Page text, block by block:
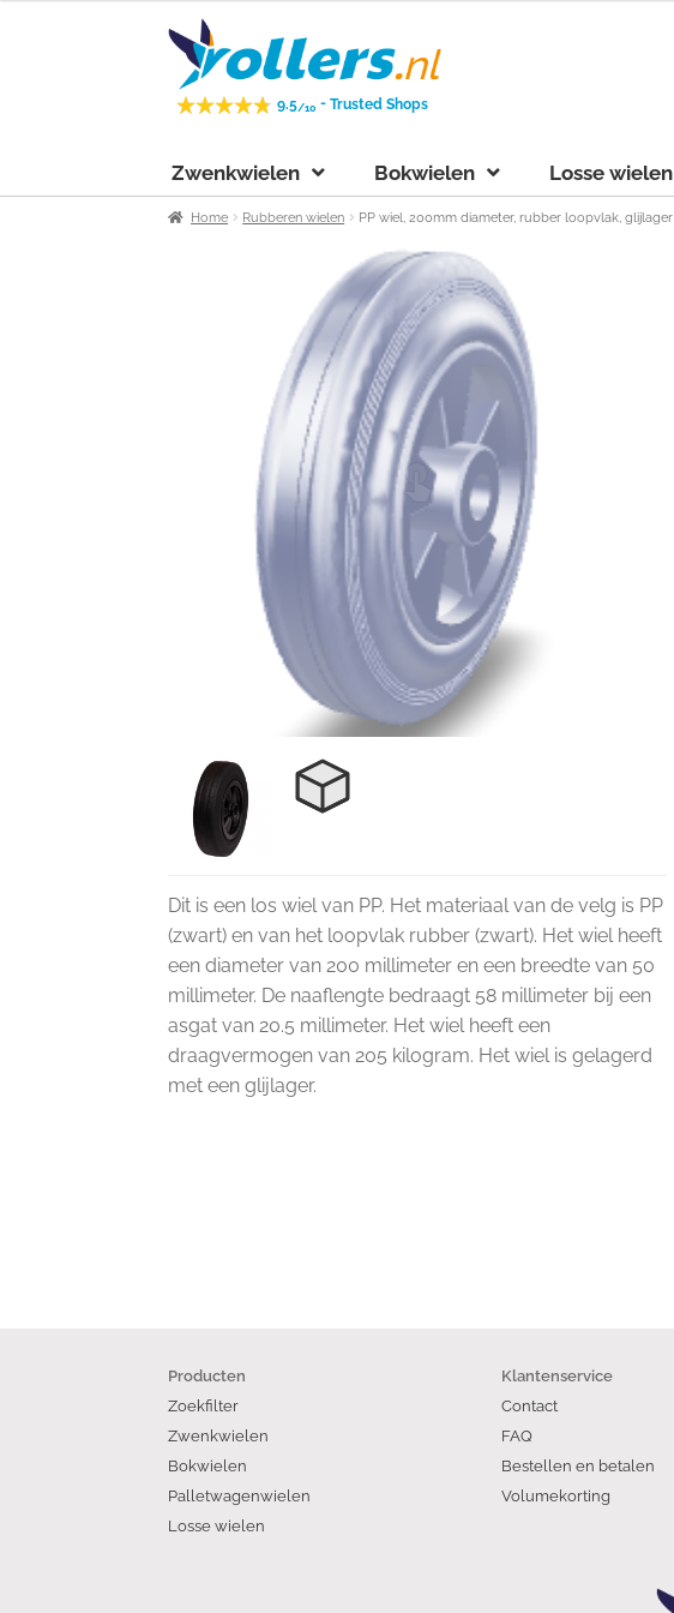
Ga
door
naar
navigatie
Ga
naar
de
inhoud
9.5/10 -Trusted Shops
Zwenkwielen Bokwielen Losse wielen
Home Rubberen wielen PP wiel, 200mm diameter, rubber loopvlak, glijlager
Dit is een los wiel van PP. Het materiaal van de velg is PP
(zwart) en van het loopvlak rubber (zwart). Het wiel heeft
een diameter van 200 millimeter en een breedte van 50
millimeter. De naaflengte bedraagt 58 millimeter bij een
asgat van 20.5 millimeter. Het wiel heeft een
draagvermogen van 205 kilogram. Het wiel is gelagerd
met een glijlager.
Producten
Zoekfilter
Zwenkwielen
Bokwielen
Palletwagenwielen
Losse wielen
Klantenservice
Contact
FAQ
Bestellen en betalen
Volumekorting